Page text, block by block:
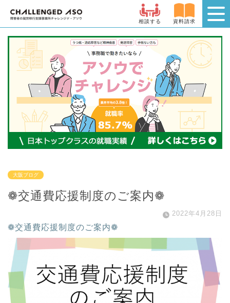
相談する 資料請求
大阪ブログ
❁交通費応援制度のご案内❁
2022年4月28日
❁交通費応援制度のご案内❁